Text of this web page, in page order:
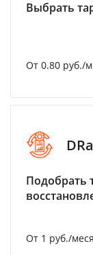
Выбрать
От 0.80 руб./
Подобрать
От 1 руб./